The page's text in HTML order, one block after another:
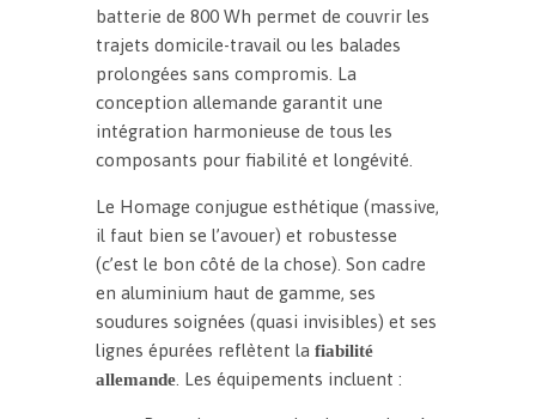
batterie de 800 Wh permet de couvrir les
trajets domicile-travail ou les balades
prolongées sans compromis. La
conception allemande garantit une
intégration harmonieuse de tous les
composants pour fiabilité et longévité.
Le Homage conjugue esthétique (massive,
il faut bien se l’avouer) et robustesse
(c’est le bon côté de la chose). Son cadre
en aluminium haut de gamme, ses
soudures soignées (quasi invisibles) et ses
lignes épurées reflètent la fiabilité
allemande. Les équipements incluent :